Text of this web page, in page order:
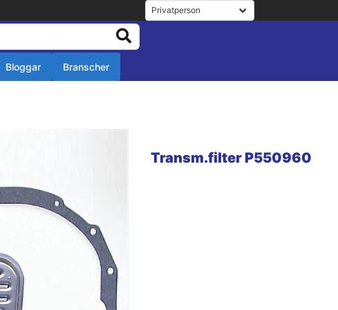
Bloggar Branscher
Transm.filter P550960